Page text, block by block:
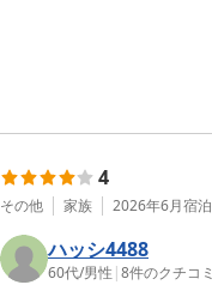
4
その他 家族 2026年6月宿泊
ハッシ4488
60代/男性 |8件のクチコミ